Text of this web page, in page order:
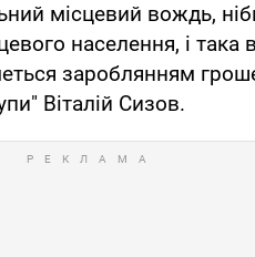
місцевий вождь,
населення, і така
зароблянням
Віталій Сизов.